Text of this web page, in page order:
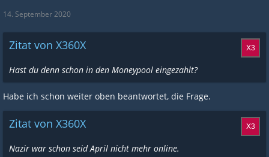
14. September 2020
Zitat von X360X
Hast du denn schon in den Moneypool eingezahlt?
Habe ich schon weiter oben beantwortet, die Frage.
Zitat von X360X
Nazir war schon seid April nicht mehr online.